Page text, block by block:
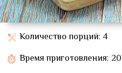
Количество порций: 4
Время приготовления: